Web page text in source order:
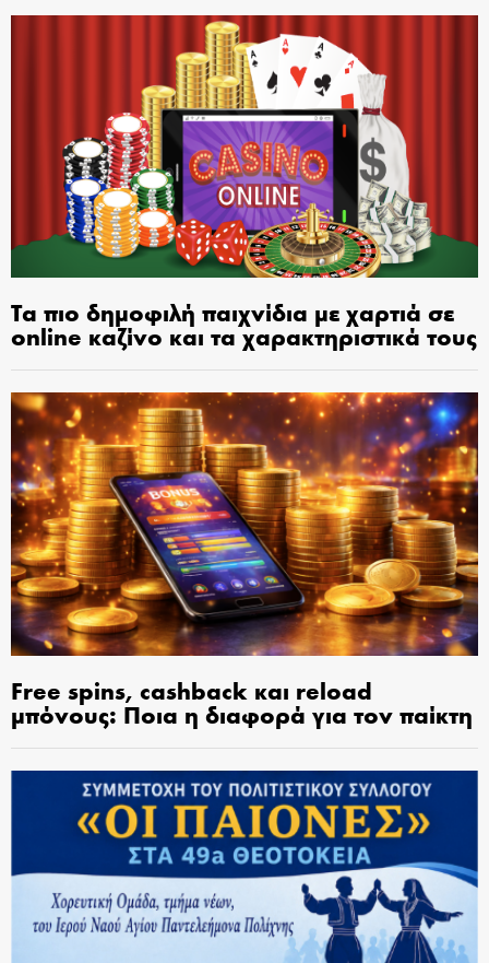
Τα πιο δημοφιλή παιχνίδια με χαρτιά σε
online καζίνο και τα χαρακτηριστικά τους
Free spins, cashback και reload
μπόνους: Ποια η διαφορά για τον παίκτη